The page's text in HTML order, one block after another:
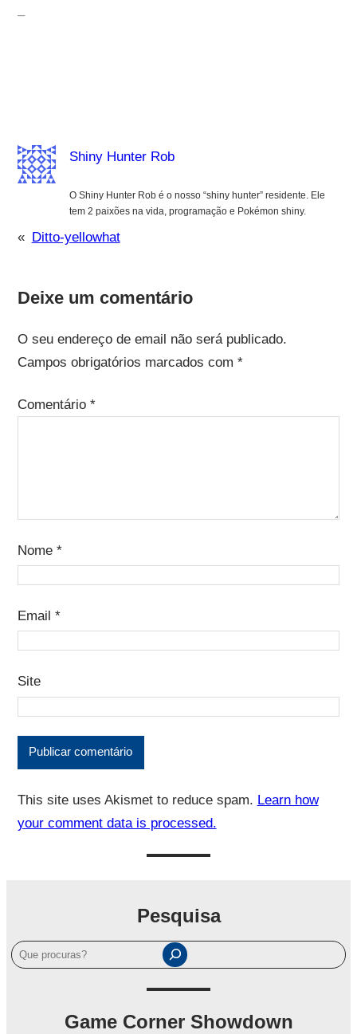
–
Shiny Hunter Rob
O Shiny Hunter Rob é o nosso “shiny hunter” residente. Ele
tem 2 paixões na vida, programação e Pokémon shiny.
« Ditto-yellowhat
Deixe um comentário
O seu endereço de email não será publicado.
Campos obrigatórios marcados com *
Comentário *
Nome *
Email *
Site
This site uses Akismet to reduce spam. Learn how
your comment data is processed.
Pesquisa
P
e
Game Corner Showdown